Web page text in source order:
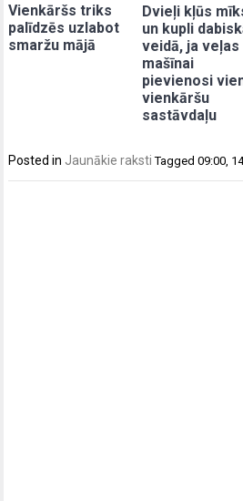
Vienkāršs triks
palīdzēs uzlabot
smaržu mājā
Dvieļi kļūs
un kupli
veidā, ja veļas
mašīnai
pievienosi
vienkāršu
sastāvdaļu
Posted in Jaunākie raksti Tagged09:00